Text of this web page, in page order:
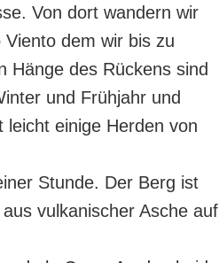
Von dort wandern wir
dem wir bis zu
Hänge des Rückens sind
und Frühjahr und
einige Herden von
Stunde. Der Berg ist
vulkanischer Asche auf